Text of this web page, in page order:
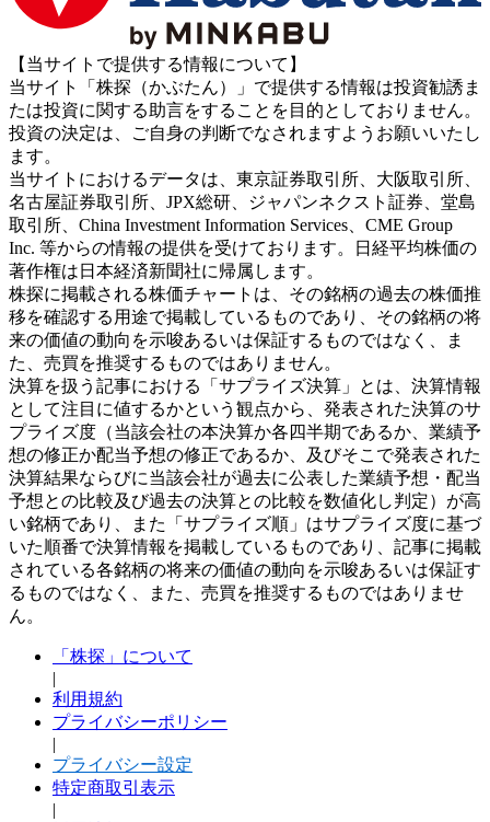
【当サイトで提供する情報について】
当サイト「株探（かぶたん）」で提供する情報は投資勧誘ま
たは投資に関する助言をすることを目的としておりません。
投資の決定は、ご自身の判断でなされますようお願いいたし
ます。
当サイトにおけるデータは、東京証券取引所、大阪取引所、
名古屋証券取引所、JPX総研、ジャパンネクスト証券、堂島
取引所、China Investment Information Services、CME Group
Inc. 等からの情報の提供を受けております。日経平均株価の
著作権は日本経済新聞社に帰属します。
株探に掲載される株価チャートは、その銘柄の過去の株価推
移を確認する用途で掲載しているものであり、その銘柄の将
来の価値の動向を示唆あるいは保証するものではなく、ま
た、売買を推奨するものではありません。
決算を扱う記事における「サプライズ決算」とは、決算情報
として注目に値するかという観点から、発表された決算のサ
プライズ度（当該会社の本決算か各四半期であるか、業績予
想の修正か配当予想の修正であるか、及びそこで発表された
決算結果ならびに当該会社が過去に公表した業績予想・配当
予想との比較及び過去の決算との比較を数値化し判定）が高
い銘柄であり、また「サプライズ順」はサプライズ度に基づ
いた順番で決算情報を掲載しているものであり、記事に掲載
されている各銘柄の将来の価値の動向を示唆あるいは保証す
るものではなく、また、売買を推奨するものではありませ
ん。
「株探」について
|
利用規約
プライバシーポリシー
|
プライバシー設定
特定商取引表示
|